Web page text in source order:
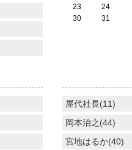
23
24
30
31
屋代社長(11)
岡本治之(44)
宮地はるか(40)